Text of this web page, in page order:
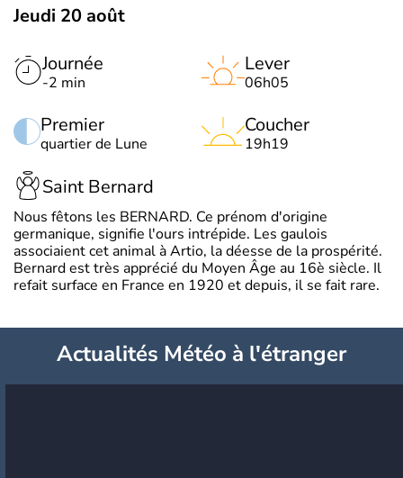
Jeudi 20 août
Journée
-2 min
Premier
quartier de Lune
Lever
06h05
Coucher
19h19
Saint Bernard
Nous fêtons les BERNARD. Ce prénom d'origine
germanique, signifie l'ours intrépide. Les gaulois
associaient cet animal à Artio, la déesse de la prospérité.
Bernard est très apprécié du Moyen Âge au 16è siècle. Il
refait surface en France en 1920 et depuis, il se fait rare.
Actualités Météo à l'étranger